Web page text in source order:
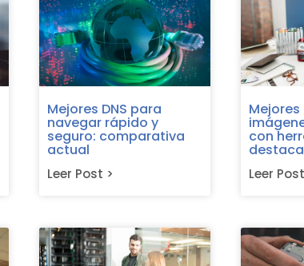
Mejores DNS para
navegar rápido y
seguro: comparativa
actual
Leer Post >
con
Leer